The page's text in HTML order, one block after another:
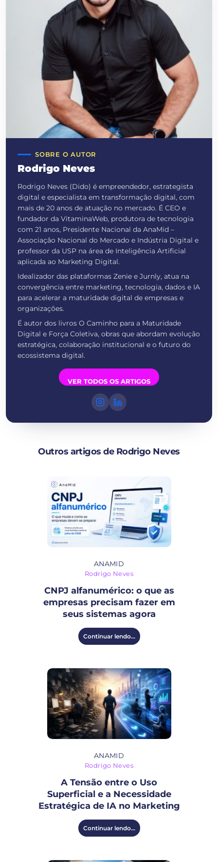
SOBRE O AUTOR
Rodrigo Neves
Rodrigo Neves (Dido) é empreendedor, estrategista
digital e especialista em transformação digital, com
mais de 20 anos de atuação no mercado. É CEO e
fundador da VitaminaWeb, produtora de tecnologia
com 21 anos, Presidente Nacional da AnaMid –
Associação Nacional do Mercado e Indústria Digital e
professor da USP na área de Inteligência Artificial
aplicada ao Marketing Digital.
Idealizador das plataformas Zenie e Jurnly, atua na
convergência entre marketing, tecnologia, dados e IA
para acelerar a maturidade digital de empresas e
organizações.
É autor dos livros O Caminho para a Maturidade
Digital e Força Coletiva, obras que abordam evolução
estratégica, colaboração institucional e o futuro do
ecossistema digital.
VER TODOS OS ARTIGOS
Outros artigos de Rodrigo Neves
ANAMID
Rodrigo Neves
CNPJ alfanumérico: o que as
empresas precisam fazer em
seus sistemas agora
Continuar lendo...
ANAMID
Rodrigo Neves
A Tensão entre o Uso
Superficial e a Necessidade
Estratégica de IA no Marketing
Continuar lendo...